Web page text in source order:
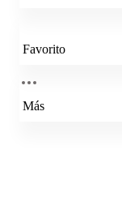
Favorito
Más